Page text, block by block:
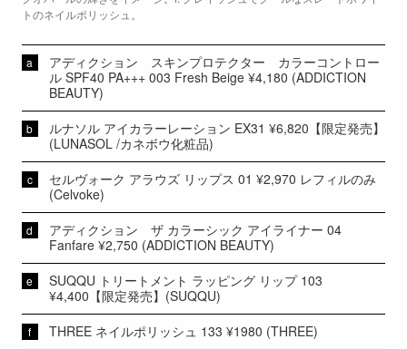
トのネイルポリッシュ。
アディクション スキンプロテクター カラーコントロー
ル SPF40 PA+++ 003 Fresh Beige ¥4,180 (ADDICTION
BEAUTY)
ルナソル アイカラーレーション EX31 ¥6,820【限定発売】
(LUNASOL /カネボウ化粧品)
セルヴォーク アラウズ リップス 01 ¥2,970 レフィルのみ
(Celvoke)
アディクション ザ カラーシック アイライナー 04
Fanfare ¥2,750 (ADDICTION BEAUTY)
SUQQU トリートメント ラッピング リップ 103
¥4,400【限定発売】(SUQQU)
THREE ネイルポリッシュ 133 ¥1980 (THREE)